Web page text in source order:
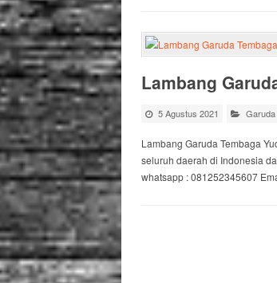
Lambang
5 Agustus 2021 Garuda
Lambang Garuda Tembaga
seluruh daerah di Indonesia
whatsapp : 081252345607